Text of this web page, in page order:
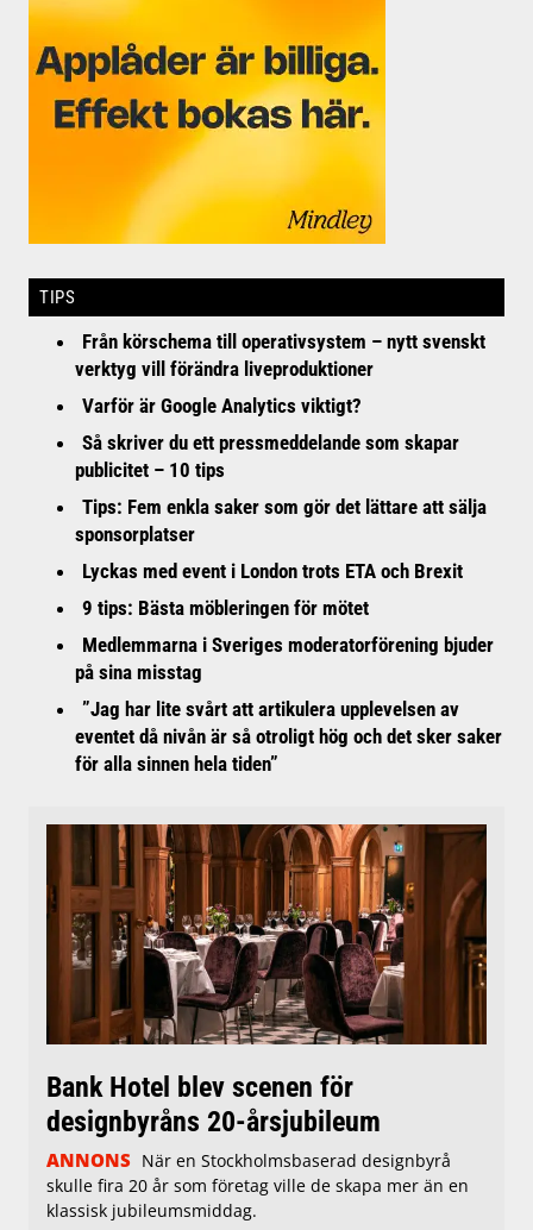
TIPS
Från körschema till operativsystem – nytt svenskt
verktyg vill förändra liveproduktioner
Varför är Google Analytics viktigt?
Så skriver du ett pressmeddelande som skapar
publicitet – 10 tips
Tips: Fem enkla saker som gör det lättare att sälja
sponsorplatser
Lyckas med event i London trots ETA och Brexit
9 tips: Bästa möbleringen för mötet
Medlemmarna i Sveriges moderatorförening bjuder
på sina misstag
”Jag har lite svårt att artikulera upplevelsen av
eventet då nivån är så otroligt hög och det sker saker
för alla sinnen hela tiden”
Bank Hotel blev scenen för
designbyråns 20-årsjubileum
ANNONS När en Stockholmsbaserad designbyrå
skulle fira 20 år som företag ville de skapa mer än en
klassisk jubileumsmiddag.